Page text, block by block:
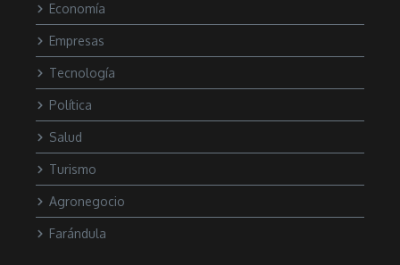
Economía
Empresas
Tecnología
Política
Salud
Turismo
Agronegocio
Farándula